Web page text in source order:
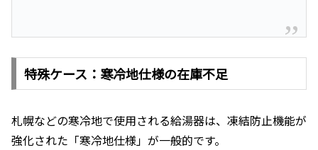
特殊ケース：寒冷地仕様の在庫不足
札幌などの寒冷地で使用される給湯器は、凍結防止機能が
強化された「寒冷地仕様」が一般的です。